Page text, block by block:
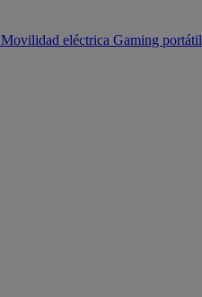
Movilidad eléctrica Gaming portátil